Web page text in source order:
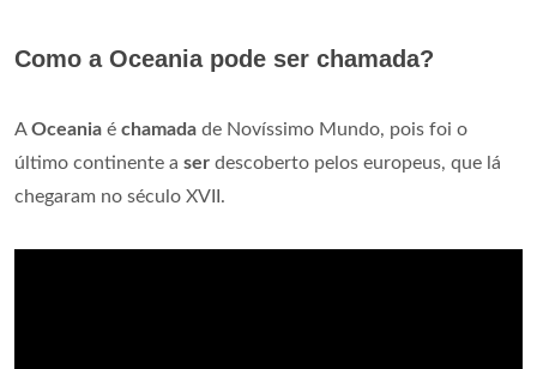
Como a Oceania pode ser chamada?
AOceania é chamada de Novíssimo Mundo, pois foi o
último continente a ser descoberto pelos europeus, que lá
chegaram no século XVII.